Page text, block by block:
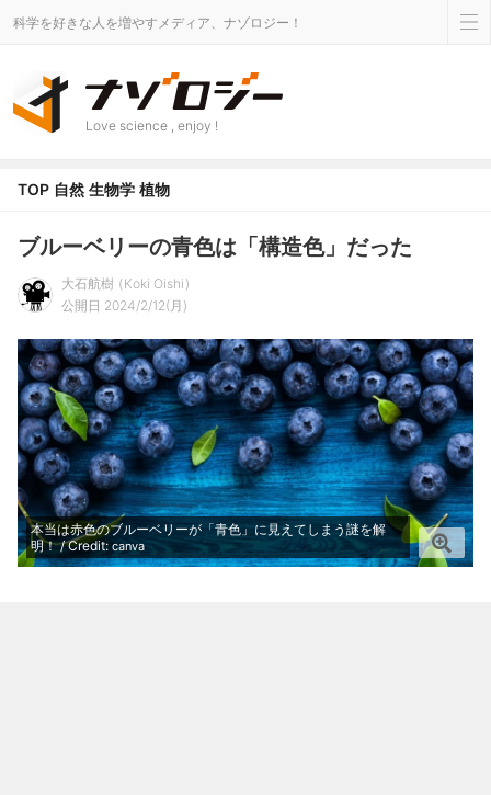
科学を好きな人を増やすメディア、ナゾロジー！
Love science , enjoy !
TOP 自然 生物学 植物
ブルーベリーの青色は「構造色」だった
大石航樹
Koki Oishi
公開日 2024/2/12(月)
本当は赤色のブルーベリーが「青色」に見えてしまう謎を解
明！ / Credit: canva